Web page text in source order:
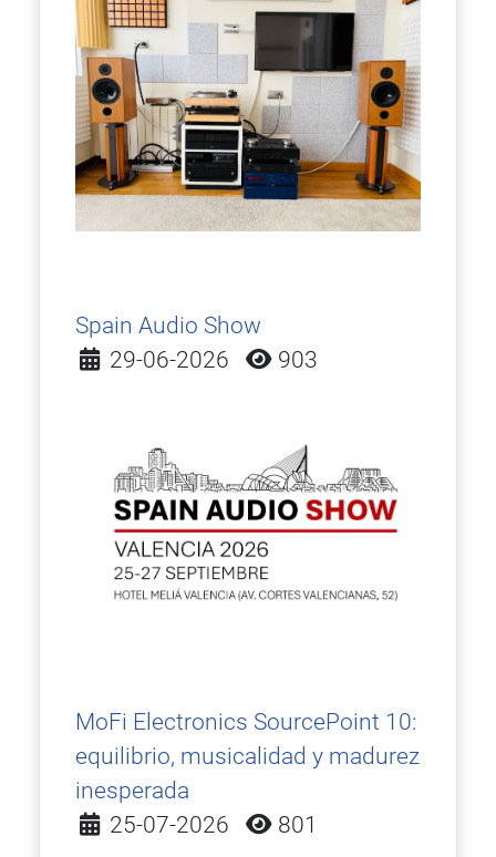
Spain Audio Show
Detalles
29-06-2026 903
MoFi Electronics SourcePoint 10:
equilibrio, musicalidad y madurez
inesperada
Detalles
25-07-2026 801